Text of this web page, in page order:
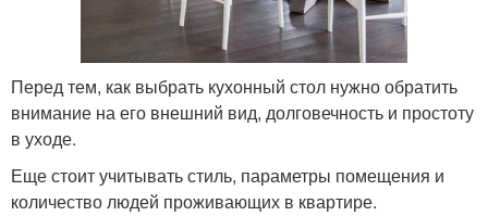
Перед тем, как выбрать кухонный стол нужно обратить
внимание на его внешний вид, долговечность и простоту
в уходе.
Еще стоит учитывать стиль, параметры помещения и
количество людей проживающих в квартире.